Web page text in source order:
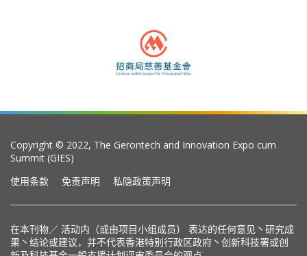
Copyright © 2022, The Gerontech and Innovation Expo cum
Summit (GIES)
使用条款
免责声明 私隐政策声明
在本刊物／ 活动内（或由项目小组成员） 表达的任何意见丶研究成
果丶结论或建议，并不代表香港特别行政区政府丶创新科技署或创